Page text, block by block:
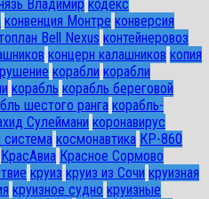
Владимир кодекс
конвенция Монтре конверсия
Bell Nexus контейнеровоз
концерн калашников копия
корабли корабли
корабль корабль береговой
шестого ранга корабль-
Сулеймани коронавирус
система космонавтика КР-860
КрасАвиа Красное Сормово
круиз круиз из Сочи круизная
круизное судно круизные